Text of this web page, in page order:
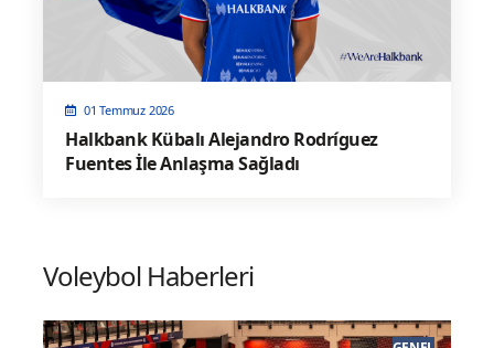
01 Temmuz 2026
Halkbank Kübalı Alejandro Rodríguez
Fuentes İle Anlaşma Sağladı
Voleybol Haberleri